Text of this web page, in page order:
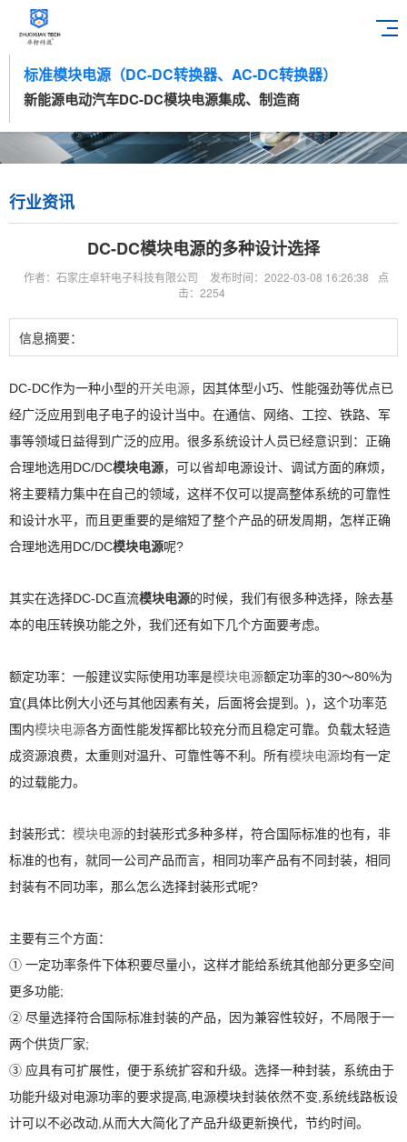
标准模块电源（DC-DC转换器、AC-DC转换器）
新能源电动汽车DC-DC模块电源集成、制造商
行业资讯
DC-DC模块电源的多种设计选择
作者：石家庄卓轩电子科技有限公司 发布时间：2022-03-08 16:26:38
点
击：2254
信息摘要：
DC-DC作为一种小型的开关电源，因其体型小巧、性能强劲等优点已
经广泛应用到电子电子的设计当中。在通信、网络、工控、铁路、军
事等领域日益得到广泛的应用。很多系统设计人员已经意识到：正确
合理地选用DC/DC模块电源，可以省却电源设计、调试方面的麻烦，
将主要精力集中在自己的领域，这样不仅可以提高整体系统的可靠性
和设计水平，而且更重要的是缩短了整个产品的研发周期，怎样正确
合理地选用DC/DC模块电源呢?
其实在选择DC-DC直流模块电源的时候，我们有很多种选择，除去基
本的电压转换功能之外，我们还有如下几个方面要考虑。
额定功率：一般建议实际使用功率是模块电源额定功率的30～80%为
宜(具体比例大小还与其他因素有关，后面将会提到。)，这个功率范
围内模块电源各方面性能发挥都比较充分而且稳定可靠。负载太轻造
成资源浪费，太重则对温升、可靠性等不利。所有模块电源均有一定
的过载能力。
封装形式： 模块电源的封装形式多种多样，符合国际标准的也有，非
标准的也有，就同一公司产品而言，相同功率产品有不同封装，相同
封装有不同功率，那么怎么选择封装形式呢?
主要有三个方面：
① 一定功率条件下体积要尽量小，这样才能给系统其他部分更多空间
更多功能;
② 尽量选择符合国际标准封装的产品，因为兼容性较好，不局限于一
两个供货厂家;
③ 应具有可扩展性，便于系统扩容和升级。选择一种封装，系统由于
功能升级对电源功率的要求提高,电源模块封装依然不变,系统线路板设
计可以不必改动,从而大大简化了产品升级更新换代，节约时间。